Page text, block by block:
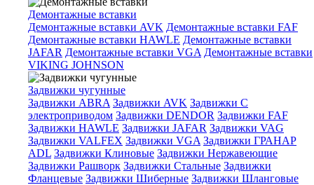
Демонтажные вставки
Демонтажные вставки AVK Демонтажные вставки FAF
Демонтажные вставки HAWLE Демонтажные вставки
JAFAR Демонтажные вставки VGA Демонтажные вставки
VIKING JOHNSON
Задвижки чугунные
Задвижки ABRA Задвижки AVK Задвижки C
электроприводом Задвижки DENDOR Задвижки FAF
Задвижки HAWLE Задвижки JAFAR Задвижки VAG
Задвижки VALFEX Задвижки VGA Задвижки ГРАНАР
ADL Задвижки Клиновые Задвижки Нержавеющие
Задвижки Рашворк Задвижки Стальные Задвижки
Фланцевые Задвижки Шиберные Задвижки Шланговые